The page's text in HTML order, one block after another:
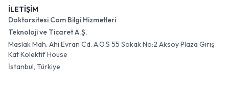
İLETİŞİM
Doktorsitesi Com Bilgi Hizmetleri
Teknoloji ve Ticaret A.Ş.
Maslak Mah. Ahi Evran Cd. A.O.S 55 Sokak No:2 Aksoy Plaza Giriş
Kat Kolektif House
İstanbul, Türkiye